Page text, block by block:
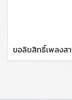
ขอลิขสิทธิ์เพลงส